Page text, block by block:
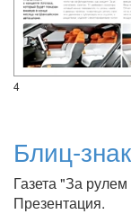
4
Блиц-
Газета "За
Презентация.